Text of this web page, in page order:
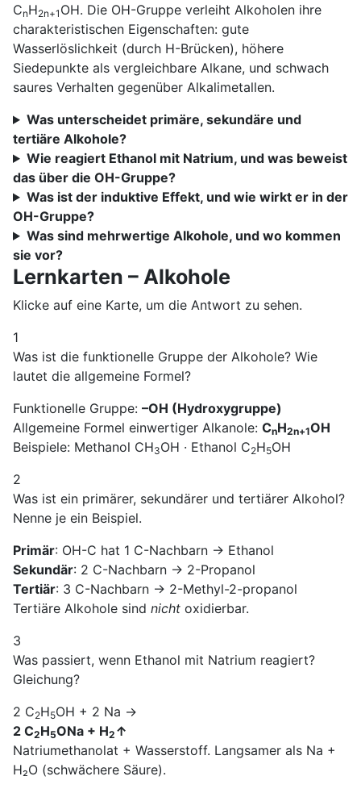
CnH2n+1 OH. Die OH-Gruppe verleiht Alkoholen ihre
charakteristischen Eigenschaften: gute
Wasserlöslichkeit (durch H-Brücken), höhere
Siedepunkte als vergleichbare Alkane, und schwach
saures Verhalten gegenüber Alkalimetallen.
Was unterscheidet primäre, sekundäre und
tertiäre Alkohole?
Wie reagiert Ethanol mit Natrium, und was beweist
das über die OH-Gruppe?
Was ist der induktive Effekt, und wie wirkt er in der
OH-Gruppe?
Was sind mehrwertige Alkohole, und wo kommen
sie vor?
Lernkarten – Alkohole
Klicke auf eine Karte, um die Antwort zu sehen.
1
Was ist die funktionelle Gruppe der Alkohole? Wie
lautet die allgemeine Formel?
Funktionelle Gruppe: –OH (Hydroxygruppe)
Allgemeine Formel einwertiger Alkanole: CnH2n+1OH
Beispiele: Methanol CH3OH · Ethanol C2H5OH
2
Was ist ein primärer, sekundärer und tertiärer Alkohol?
Nenne je ein Beispiel.
Primär: OH-C hat 1 C-Nachbarn → Ethanol
Sekundär: 2 C-Nachbarn → 2-Propanol
Tertiär: 3 C-Nachbarn → 2-Methyl-2-propanol
Tertiäre Alkohole sind nicht oxidierbar.
3
Was passiert, wenn Ethanol mit Natrium reagiert?
Gleichung?
2 C2H5OH + 2 Na →
2 C2H5ONa + H2 ↑
Natriumethanolat + Wasserstoff. Langsamer als Na +
H₂O (schwächere Säure).